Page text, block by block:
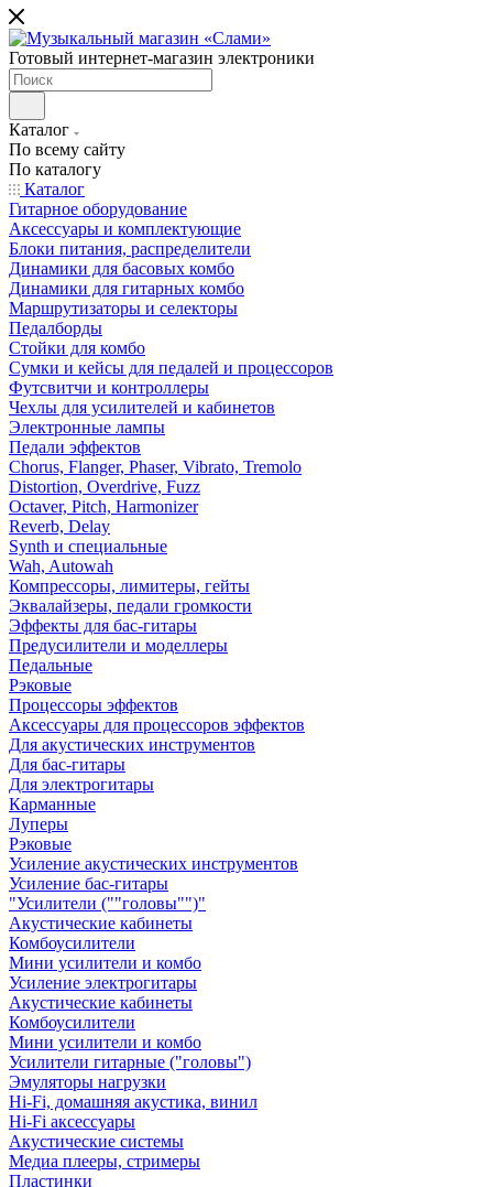
Готовый интернет-магазин электроники
Каталог
По всему сайту
По каталогу
Каталог
Гитарное оборудование
Аксессуары и комплектующие
Блоки питания, распределители
Динамики для басовых комбо
Динамики для гитарных комбо
Маршрутизаторы и селекторы
Педалборды
Стойки для комбо
Сумки и кейсы для педалей и процессоров
Футсвитчи и контроллеры
Чехлы для усилителей и кабинетов
Электронные лампы
Педали эффектов
Chorus, Flanger, Phaser, Vibrato, Tremolo
Distortion, Overdrive, Fuzz
Octaver, Pitch, Harmonizer
Reverb, Delay
Synth и специальные
Wah, Autowah
Компрессоры, лимитеры, гейты
Эквалайзеры, педали громкости
Эффекты для бас-гитары
Предусилители и моделлеры
Педальные
Рэковые
Процессоры эффектов
Аксессуары для процессоров эффектов
Для акустических инструментов
Для бас-гитары
Для электрогитары
Карманные
Луперы
Рэковые
Усиление акустических инструментов
Усиление бас-гитары
"Усилители (""головы"")"
Акустические кабинеты
Комбоусилители
Мини усилители и комбо
Усиление электрогитары
Акустические кабинеты
Комбоусилители
Мини усилители и комбо
Усилители гитарные ("головы")
Эмуляторы нагрузки
Hi-Fi, домашняя акустика, винил
Hi-Fi аксессуары
Акустические системы
Медиа плееры, стримеры
Пластинки